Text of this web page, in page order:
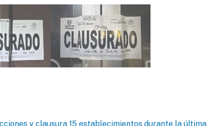
y clausura 15 establecimientos durante la última